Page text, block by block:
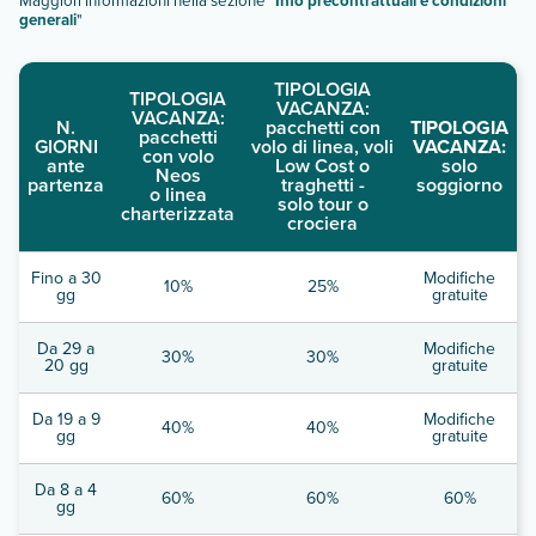
generali"
N.
GIORNI
ante
partenza
TIPOLOGIA
VACANZA:
pacchetti
con volo
Neos
o linea
charterizzata
TIPOLOGIA
VACANZA:
pacchetti con
volo di linea, voli
Low Cost o
traghetti -
solo tour o
crociera
TIPOLOGIA
VACANZA:
solo
soggiorno
Fino a 30
gg 10% 25% Modifiche
gratuite
Da 29 a
20 gg 30% 30% Modifiche
gratuite
Da 19 a 9
gg 40% 40% Modifiche
gratuite
Da 8 a 4
gg 60% 60% 60%